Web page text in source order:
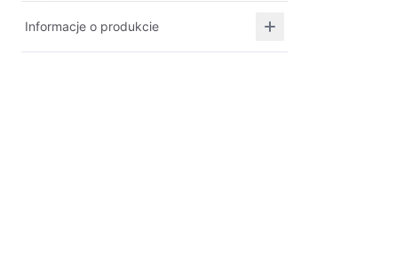
Informacje o produkcie